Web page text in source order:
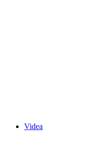
Videa